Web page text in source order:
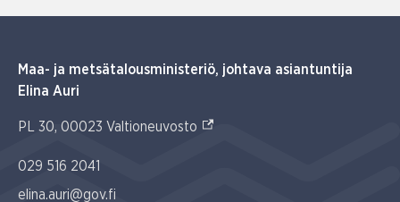
Maa- ja metsätalousministeriö, johtava asiantuntija
Elina Auri
PL 30, 00023 Valtioneuvosto (Ulkoinen linkki)
029 516 2041
elina.auri@gov.fi